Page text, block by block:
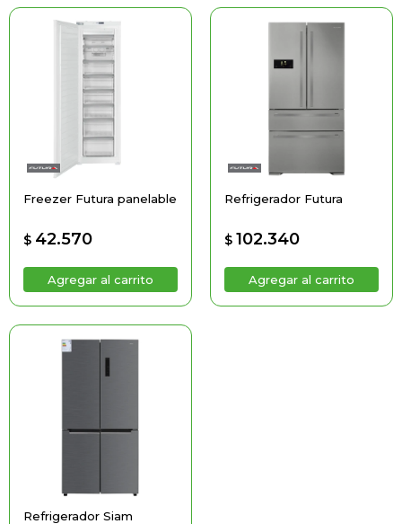
Freezer Futura panelable
$ 42.570
Refrigerador Futura
$ 102.340
Refrigerador Siam